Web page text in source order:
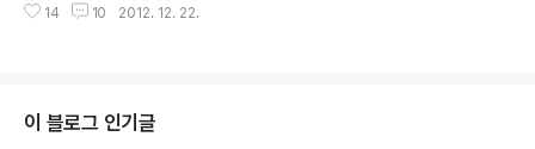
스크탑 라인업까지 총 14종의..
이맥을 '벽에 걸 수 없다는 점'입니다. ➥ 링크: iMac과 LE
운트 업데이트 키트를 장착하면 아이맥을 벽에 걸 수 있었
습니다. 혹은 써드파티 모니터 암과 결합해 아이맥의 높낮
14 10 2012. 12. 22.
이 블로그 인기글